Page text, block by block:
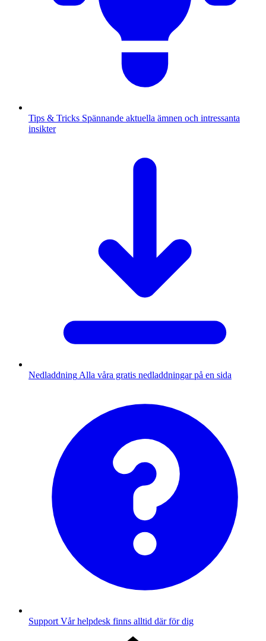
Tips & Tricks Spännande aktuella ämnen och intressanta
insikter
Nedladdning Alla våra gratis nedladdningar på en sida
Support Vår helpdesk finns alltid där för dig